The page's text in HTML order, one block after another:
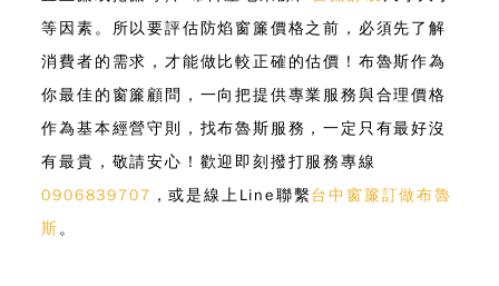
等因素。所以要評估防焰窗簾價格之前，必須先了解
消費者的需求，才能做比較正確的估價 ！布魯斯作為
你最佳的窗簾顧問，一向把提供專業服務與合理價格
作為基本經營守則，找布魯斯服務，一定只有最好沒
有最貴，敬請安心！歡迎即刻撥打服務專線
0906839707 ，或是線上Line聯繫台中窗簾訂做布魯
斯。